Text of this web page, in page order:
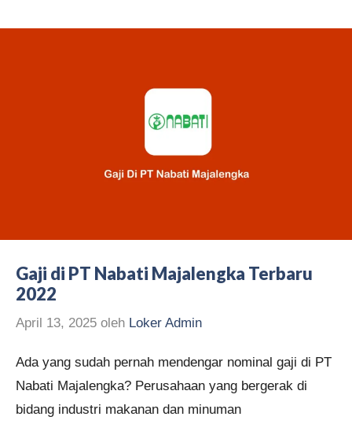
Gaji di PT Nabati Majalengka Terbaru
2022
April 13, 2025 oleh Loker Admin
Ada yang sudah pernah mendengar nominal gaji di PT
Nabati Majalengka? Perusahaan yang bergerak di
bidang industri makanan dan minuman